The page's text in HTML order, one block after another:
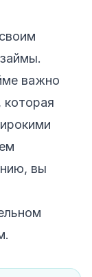
важно
которая
вы